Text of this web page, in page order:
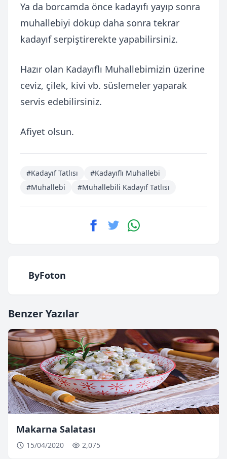
Ya da borcamda önce kadayıfı yayıp sonra
muhallebiyi döküp daha sonra tekrar
kadayıf serpiştirerekte yapabilirsiniz.
Hazır olan Kadayıflı Muhallebimizin üzerine
ceviz, çilek, kivi vb. süslemeler yaparak
servis edebilirsiniz.
Afiyet olsun.
#Kadayıf Tatlısı
#Kadayıflı Muhallebi
#Muhallebi
#Muhallebili Kadayıf Tatlısı
ByFoton
Benzer Yazılar
Makarna Salatası
15/04/2020 2,075